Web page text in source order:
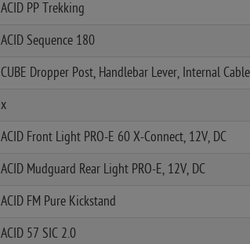
ACID PP Trekking
ACID Sequence 180
CUBE Dropper Post, Handlebar Lever, Internal
x
ACID Front Light PRO-E 60 X-Connect, 12V, DC
ACID Mudguard Rear Light PRO-E, 12V, DC
ACID FM Pure Kickstand
ACID 57 SIC 2.0